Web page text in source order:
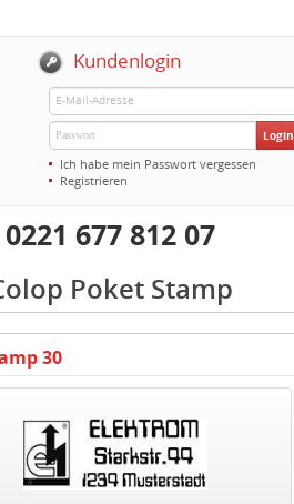
Kundenlogin
Login
Ich habe mein Passwort vergessen
Registrieren
0221 677 812 07
Poket Stamp
30